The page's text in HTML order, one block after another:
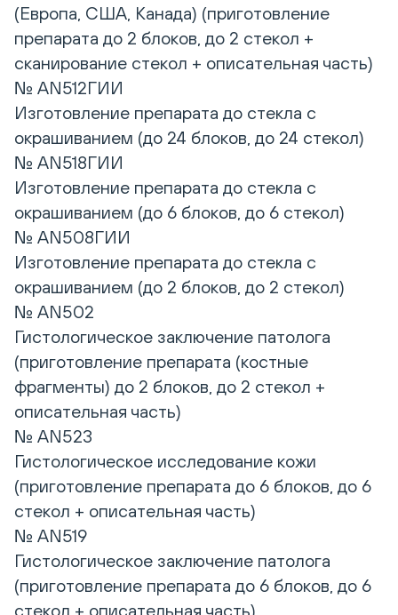
(Европа, США, Канада) (приготовление
препарата до 2 блоков, до 2 стекол +
сканирование стекол + описательная часть)
№ AN512ГИИ
Изготовление препарата до стекла с
окрашиванием (до 24 блоков, до 24 стекол)
№ AN518ГИИ
Изготовление препарата до стекла с
окрашиванием (до 6 блоков, до 6 стекол)
№ AN508ГИИ
Изготовление препарата до стекла с
окрашиванием (до 2 блоков, до 2 стекол)
№ AN502
Гистологическое заключение патолога
(приготовление препарата (костные
фрагменты) до 2 блоков, до 2 стекол +
описательная часть)
№ AN523
Гистологическое исследование кожи
(приготовление препарата до 6 блоков, до 6
стекол + описательная часть)
№ AN519
Гистологическое заключение патолога
(приготовление препарата до 6 блоков, до 6
стекол + описательная часть)